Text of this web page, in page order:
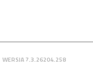
WERSJA 7.3.26204.258